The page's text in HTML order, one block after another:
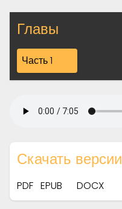
Главы
Часть 1
Скачать версии
PDF EPUB DOCX